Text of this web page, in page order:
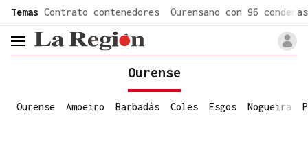
Temas Contrato contenedores Ourensano con 96 condenas
header.menu.open
Ourense
Ourense Amoeiro Barbadás Coles Esgos Nogueira